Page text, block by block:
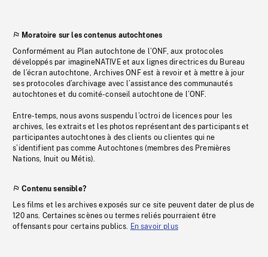
Moratoire sur les contenus autochtones
Conformément au Plan autochtone de l’ONF, aux protocoles
développés par imagineNATIVE et aux lignes directrices du Bureau
de l’écran autochtone, Archives ONF est à revoir et à mettre à jour
ses protocoles d’archivage avec l’assistance des communautés
autochtones et du comité-conseil autochtone de l’ONF.
Entre-temps, nous avons suspendu l’octroi de licences pour les
archives, les extraits et les photos représentant des participants et
participantes autochtones à des clients ou clientes qui ne
s’identifient pas comme Autochtones (membres des Premières
Nations, Inuit ou Métis).
Contenu sensible?
Les films et les archives exposés sur ce site peuvent dater de plus de
120 ans. Certaines scènes ou termes reliés pourraient être
offensants pour certains publics. En savoir plus